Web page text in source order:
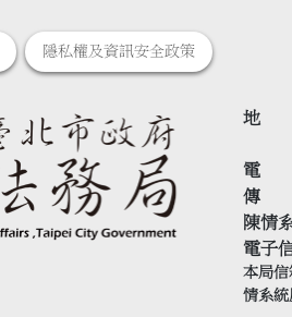
隱私權及資訊安全政策
地
電
傳
陳情
電子
本局信
情系統